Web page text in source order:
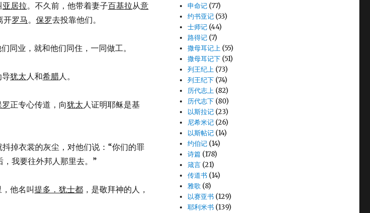
亚居拉。不久前，他带着妻子百基拉从意
开罗马。 保罗去投靠他们。
同业，就和他们同住，一同做工。
犹太人和希腊人。
正专心传道，向犹太人证明耶稣是基
掉衣裳的灰尘，对他们说：“你们的罪
我要往外邦人那里去。”
他名叫提多．犹士都，是敬拜神的人，
申命记 (77)
约书亚记 (53)
士师记 (44)
路得记 (7)
撒母耳记上 (55)
撒母耳记下 (51)
列王纪上 (73)
列王纪下 (74)
历代志上 (82)
历代志下 (80)
以斯拉记 (23)
尼希米记 (26)
以斯帖记 (14)
约伯记 (14)
诗篇 (178)
箴言 (21)
传道书 (14)
雅歌 (8)
以赛亚书 (129)
耶利米书 (139)